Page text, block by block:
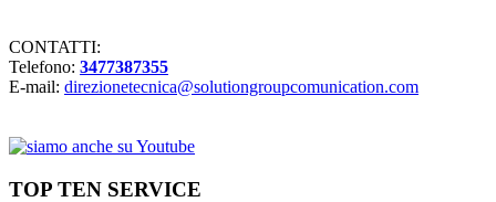
CONTATTI:
Telefono: 3477387355
E-mail: direzionetecnica@solutiongroupcomunication.com
TOP TEN SERVICE